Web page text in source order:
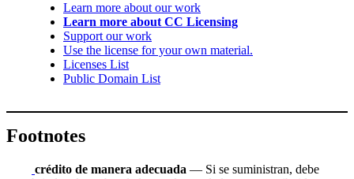
Learn more about our work
Learn more about CC Licensing
Support our work
Use the license for your own material.
Licenses List
Public Domain List
Footnotes
crédito de manera adecuada — Si se suministran, debe